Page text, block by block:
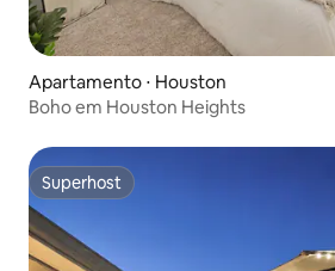
Apartamento ⋅ Houston
Boho em Houston Heights
Superhost
Superhost